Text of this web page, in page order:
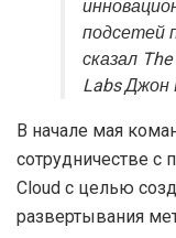
подсетей
сказал
Labs Джон
В начале мая
сотрудничестве с
Cloud с целью
развертывания